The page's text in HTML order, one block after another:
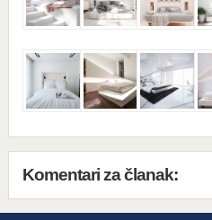
Komentari za članak: